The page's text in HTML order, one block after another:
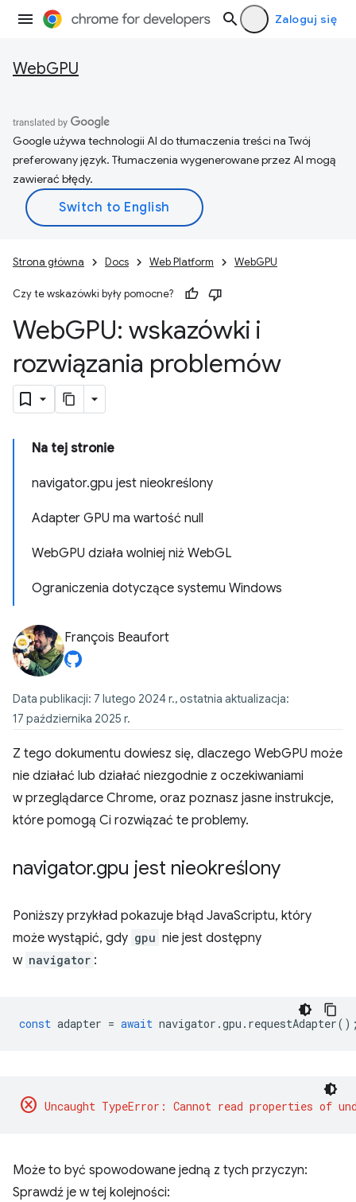
Zaloguj się
WebGPU
Google używa technologii AI do tłumaczenia treści na Twój
preferowany język. Tłumaczenia wygenerowane przez AI mogą
zawierać błędy.
Strona główna Docs Web Platform WebGPU
Czy te wskazówki były pomocne?
WebGPU: wskazówki i
rozwiązania problemów
Na tej stronie
navigator.gpu jest nieokreślony
Adapter GPU ma wartość null
WebGPU działa wolniej niż WebGL
Ograniczenia dotyczące systemu Windows
François Beaufort
Data publikacji: 7 lutego 2024 r., ostatnia aktualizacja:
17 października 2025 r.
Z tego dokumentu dowiesz się, dlaczego WebGPU może
nie działać lub działać niezgodnie z oczekiwaniami
w przeglądarce Chrome, oraz poznasz jasne instrukcje,
które pomogą Ci rozwiązać te problemy.
navigator.gpu jest nieokreślony
Poniższy przykład pokazuje błąd JavaScriptu, który
może wystąpić, gdy gpu nie jest dostępny
w navigator :
const adapter = await navigator .gpu . requestAdapter
cancel
Może to być spowodowane jedną z tych przyczyn:
Sprawdź je w tej kolejności: